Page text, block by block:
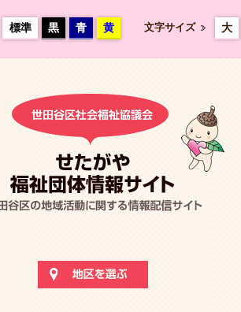
標準 黒 青 黄 文字サイズ 大